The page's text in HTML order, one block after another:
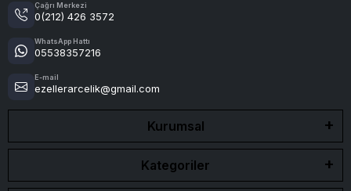
Çağrı Merkezi
0(212) 426 3572
WhatsApp Hattı
05538357216
E-mail
ezellerarcelik@gmail.com
Kurumsal
Kategoriler